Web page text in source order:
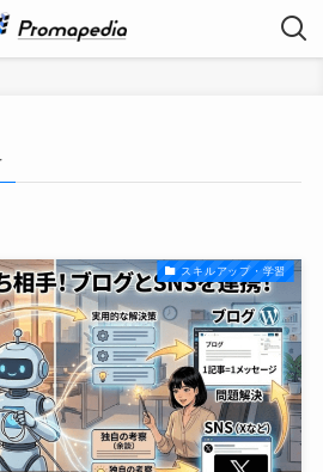
スキルアップ・学習